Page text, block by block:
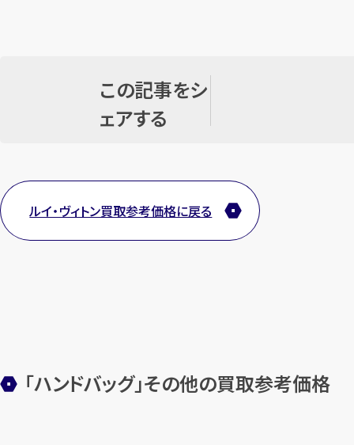
この記事をシ
ェアする
ルイ・ヴィトン買取参考価格に戻る
「ハンドバッグ」その他の買取参考価格